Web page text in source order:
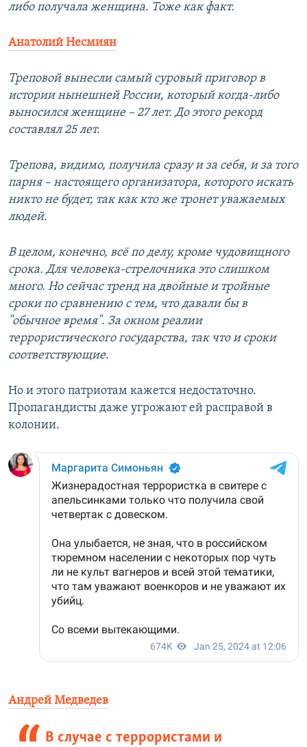
либо получала женщина. Тоже как факт.
Анатолий Несмиян
Треповой вынесли самый суровый приговор в
истории нынешней России, который когда-либо
выносился женщине – 27 лет. До этого рекорд
составлял 25 лет.
Трепова, видимо, получила сразу и за себя, и за того
парня – настоящего организатора, которого искать
никто не будет, так как кто же тронет уважаемых
людей.
В целом, конечно, всё по делу, кроме чудовищного
срока. Для человека-стрелочника это слишком
много. Но сейчас тренд на двойные и тройные
сроки по сравнению с тем, что давали бы в
"обычное время". За окном реалии
террористического государства, так что и сроки
соответствующие.
Но и этого патриотам кажется недостаточно.
Пропагандисты даже угрожают ей расправой в
колонии.
Андрей Медведев
В случае с террористами и